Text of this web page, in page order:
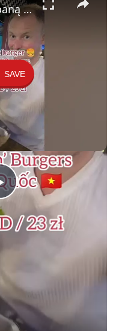
SAVE
y
Burger z szarpaną wieprzowiną w Phu Quoc 🍔 Recenzja smaku